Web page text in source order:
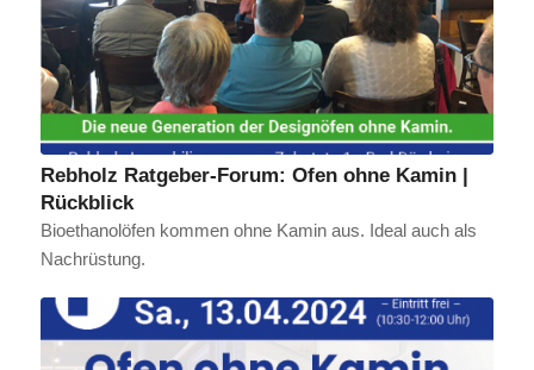
Rebholz Ratgeber-Forum: Ofen ohne Kamin |
Rückblick
Bioethanolöfen kommen ohne Kamin aus. Ideal auch als
Nachrüstung.